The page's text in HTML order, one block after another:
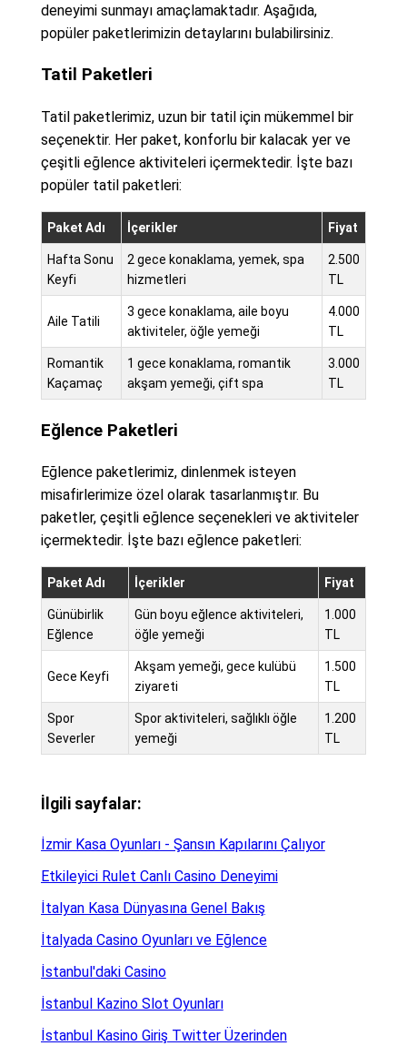
deneyimi sunmayı amaçlamaktadır. Aşağıda,
popüler paketlerimizin detaylarını bulabilirsiniz.
Tatil Paketleri
Tatil paketlerimiz, uzun bir tatil için mükemmel bir
seçenektir. Her paket, konforlu bir kalacak yer ve
çeşitli eğlence aktiviteleri içermektedir. İşte bazı
popüler tatil paketleri:
Paket Adı İçerikler Fiyat
Hafta Sonu
Keyfi
2 gece konaklama, yemek, spa
hizmetleri
2.500
TL
Aile Tatili
3 gece konaklama, aile boyu
aktiviteler, öğle yemeği
4.000
TL
Romantik
Kaçamaç
1 gece konaklama, romantik
akşam yemeği, çift spa
3.000
TL
Eğlence Paketleri
Eğlence paketlerimiz, dinlenmek isteyen
misafirlerimize özel olarak tasarlanmıştır. Bu
paketler, çeşitli eğlence seçenekleri ve aktiviteler
içermektedir. İşte bazı eğlence paketleri:
Paket Adı İçerikler Fiyat
Günübirlik
Eğlence
Gün boyu eğlence aktiviteleri,
öğle yemeği
1.000
TL
Gece Keyfi
Akşam yemeği, gece kulübü
ziyareti
1.500
TL
Spor
Severler
Spor aktiviteleri, sağlıklı öğle
yemeği
1.200
TL
İlgili sayfalar:
İzmir Kasa Oyunları - Şansın Kapılarını Çalıyor
Etkileyici Rulet Canlı Casino Deneyimi
İtalyan Kasa Dünyasına Genel Bakış
İtalyada Casino Oyunları ve Eğlence
İstanbul'daki Casino
İstanbul Kazino Slot Oyunları
İstanbul Kasino Giriş Twitter Üzerinden